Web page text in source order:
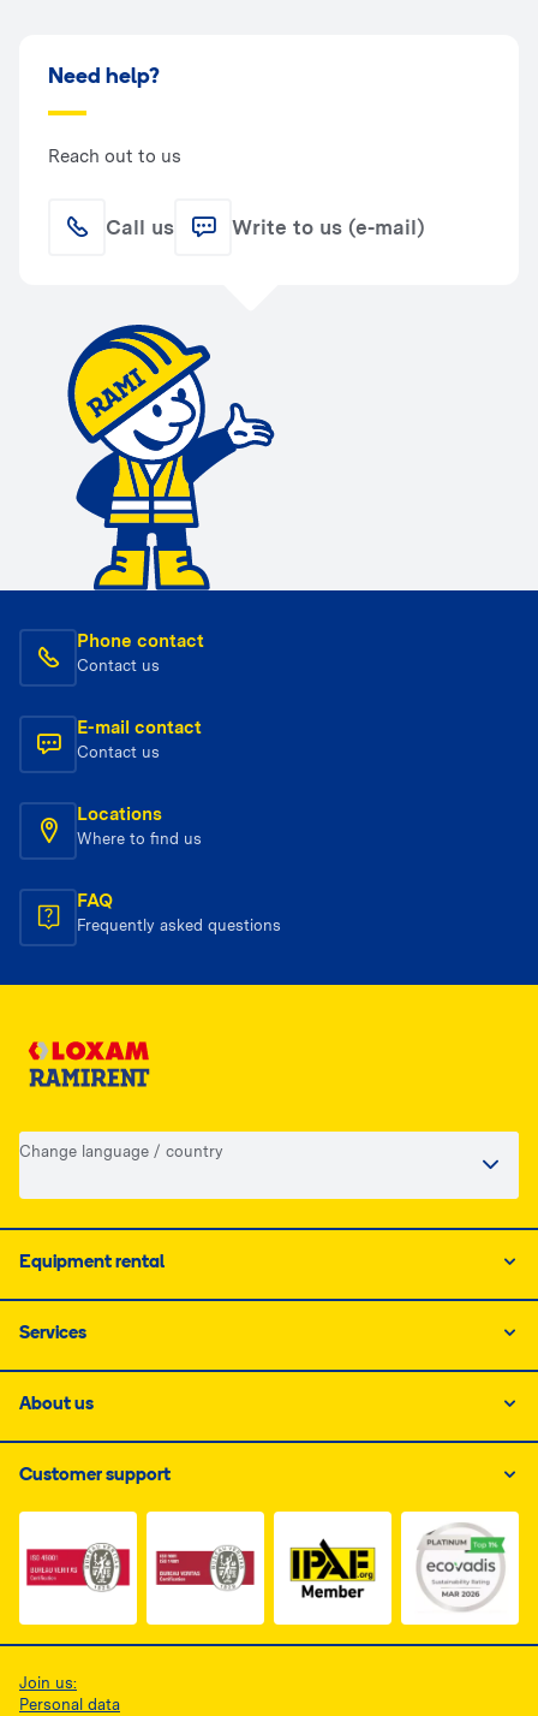
Need help?
Reach out to us
Call us Write to us (e-mail)
Phone contact
Contact us
E-mail contact
Contact us
Locations
Where to find us
FAQ
Frequently asked questions
Change language / country
Equipment rental
Services
About us
Customer support
Link do dokumentu PDF z certyfikatem ISO 1, otwiera
Link do dokumentu PDF z
Link do dokumentu
Join us:
Personal data